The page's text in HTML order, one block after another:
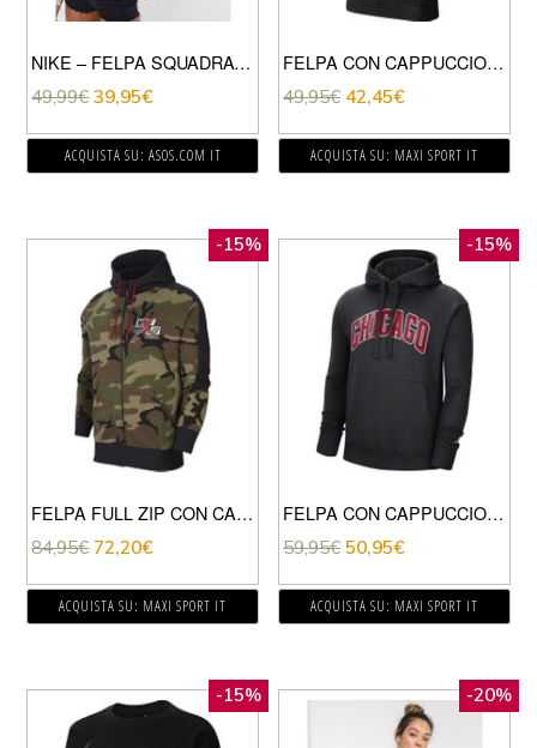
NIKE – FELPA SQUADRATA OVERSIZE CEREALE CON LOGO NIKE PICCOLO-BEIGE
49,99€ 39,95€
ACQUISTA SU: ASOS.COM IT
FELPA CON CAPPUCCIO ESSENTIAL
49,95€ 42,45€
ACQUISTA SU: MAXI SPORT IT
-15%
FELPA FULL ZIP CON CAPPUCCIO JUMPMAN CLASSIC CAMO
84,95€ 72,20€
ACQUISTA SU: MAXI SPORT IT
-15%
FELPA CON CAPPUCCIO BULLS STATEMENT EDITION
59,95€ 50,95€
ACQUISTA SU: MAXI SPORT IT
-15% -20%